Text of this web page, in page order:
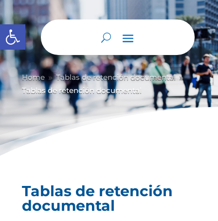
Abrir barra de herramientas
Home 9 Tablas de retención documental 9
Tablas de retención documental
Tablas de retención
documental